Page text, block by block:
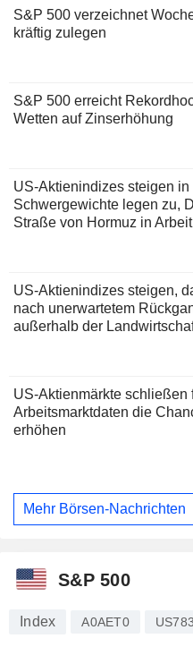
S&P 500 verzeichnet
kräftig zulegen
S&P 500 erreicht
Wetten auf Zinserhöhung
US-Aktienindizes steigen in
Schwergewichte legen zu,
Straße von Hormuz in Arbeit
US-Aktienindizes steigen,
nach unerwartetem
außerhalb der
US-Aktienmärkte schließen
Arbeitsmarktdaten die
erhöhen
Mehr Börsen-Nachrichten
S&P 500
Index A0AET0